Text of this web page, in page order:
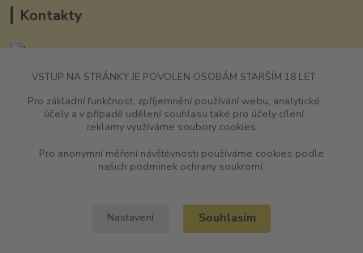
Kontakty
UHarryho.eu
+420 725 196 173
shawneeharry@seznam.cz
VSTUP NA STRÁNKY JE POVOLEN OSOBÁM STARŠÍM 18 LET
Pro základní funkčnost, zpříjemnění používání webu, analytické
účely a v případě udělení souhlasu také pro účely cílení
reklamy využíváme soubory cookies.
Pro anonymní měření návštěvnosti používáme cookies podle
našich podminek ochrany soukromí.
Nastavení Souhlasím